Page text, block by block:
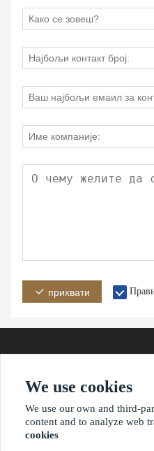
прихвати
Адреса
We use cookies
We use our own and third-
content and to analyze web
cookies